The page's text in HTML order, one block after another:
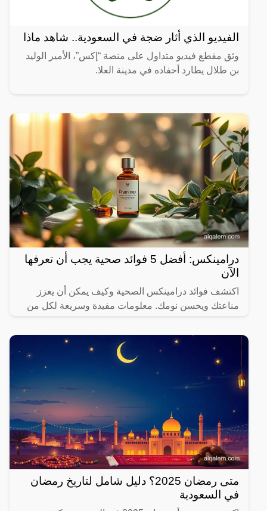
الفيديو الذي أثار ضجة في السعودية.. شاهد ماذا
وثق مقطع فيديو متداول على منصة “إكس”، الأمير الوليد
بن طلال يطارد أحفاده في مدينة العلا.
درامينكس: أفضل 5 فوائد صحية يجب أن تعرفها
الآن
اكتشف فوائد درامينكس الصحية وكيف يمكن أن يعزز
مناعتك ويحسن نومك. معلومات مفيدة وسريعة لكل من
متى رمضان 2025؟ دليل شامل لتاريخ رمضان
في السعودية